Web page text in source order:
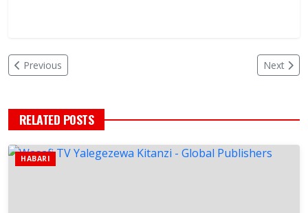
Previous Next
RELATED POSTS
HABARI